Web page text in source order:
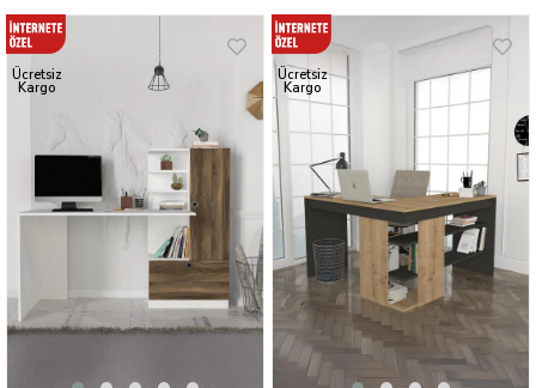
Ücretsiz
Kargo
Ücretsiz
Kargo